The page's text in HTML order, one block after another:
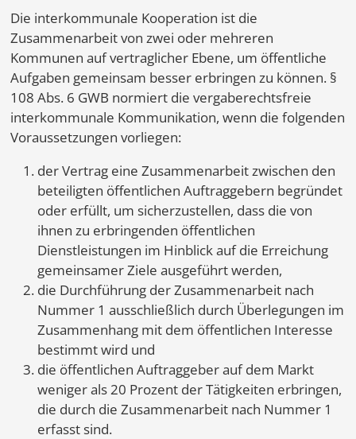
Die interkommunale Kooperation ist die
Zusammenarbeit von zwei oder mehreren
Kommunen auf vertraglicher Ebene, um öffentliche
Aufgaben gemeinsam besser erbringen zu können. §
108 Abs. 6 GWB normiert die vergaberechtsfreie
interkommunale Kommunikation, wenn die folgenden
Voraussetzungen vorliegen:
der Vertrag eine Zusammenarbeit zwischen den
beteiligten öffentlichen Auftraggebern begründet
oder erfüllt, um sicherzustellen, dass die von
ihnen zu erbringenden öffentlichen
Dienstleistungen im Hinblick auf die Erreichung
gemeinsamer Ziele ausgeführt werden,
die Durchführung der Zusammenarbeit nach
Nummer 1 ausschließlich durch Überlegungen im
Zusammenhang mit dem öffentlichen Interesse
bestimmt wird und
die öffentlichen Auftraggeber auf dem Markt
weniger als 20 Prozent der Tätigkeiten erbringen,
die durch die Zusammenarbeit nach Nummer 1
erfasst sind.